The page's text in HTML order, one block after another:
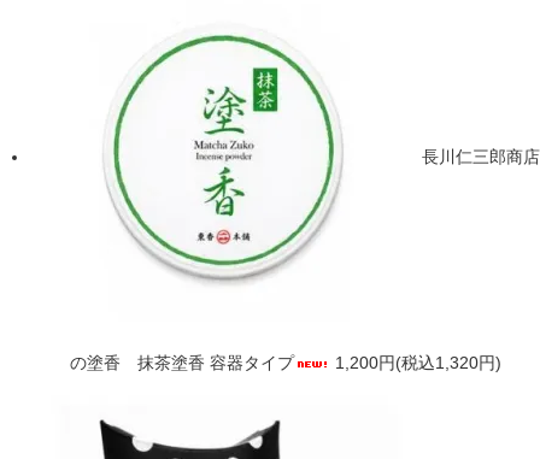
長川仁三郎商店
の塗香 抹茶塗香 容器タイプ 1,200円(税込1,320円)